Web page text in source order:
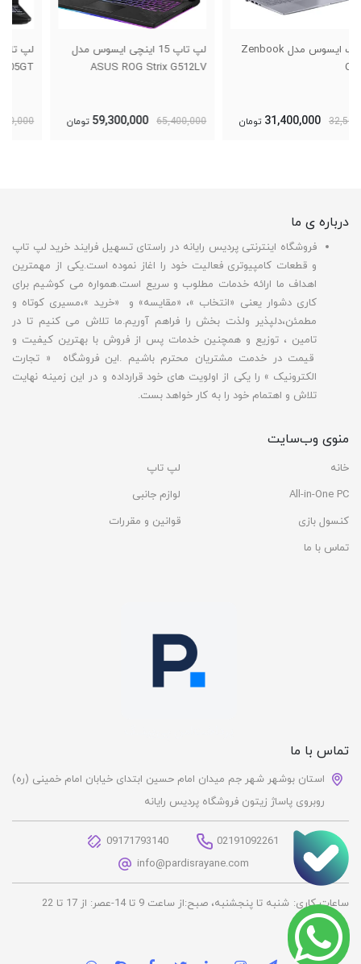
لپ تاپ 15 اینچی ایسوس مدل
65,400,000
59,300,000 تومان
لپ تاپ 15 اینچی ایسوس مدل
ASUS TUF Gaming FX505GT
32,800,000
31,100,000 تومان
درباره ی ما
فروشگاه اینترنتی پردیس رایانه در راستای تسهیل فرایند خرید لپ تاپ
و قطعات کامپیوتری فعالیت خود را اغاز نموده است.یکی از مهمترین
اهداف ما ارائه خدمات مطلوب و سریع است.همواره می کوشیم برای
کاری دشوار یعنی «انتخاب »، «مقایسه» و «خرید »،مسیری کوتاه و
مطمئن،دلپذیر ولذت بخش را فراهم آوریم.ما تلاش می کنیم تا در
تامین ، توزیع و همچنین خدمات پس از فروش با بهترین کیفیت و
قیمت در خدمت مشتریان محترم باشیم .این فروشگاه « تجارت
الکترونیک » را یکی از اولویت های خود قرارداده و در این زمینه نهایت
تلاش و اهتمام خود را به کار خواهد بست.
منوی وب‌سایت
خانه
لپ تاپ
All-in-One PC
لوازم جانبی
کنسول بازی
قوانین و مقررات
تماس با ما
تماس با ما
استان بوشهر شهر جم میدان امام حسین ابتدای خیابان امام خمینی (ره)
روبروی پاساژ زیتون فروشگاه پردیس رایانه
09171793140
02191092261
info@pardisrayane.com
ساعات کاری: شنبه تا پنجشنبه، صبح:از ساعت 9 تا 14-عصر: از 17 تا 22